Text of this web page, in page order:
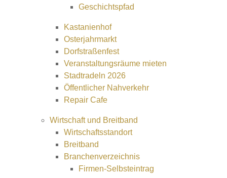
Geschichtspfad
Kastanienhof
Osterjahrmarkt
Dorfstraßenfest
Veranstaltungsräume mieten
Stadtradeln 2026
Öffentlicher Nahverkehr
Repair Cafe
Wirtschaft und Breitband
Wirtschaftsstandort
Breitband
Branchenverzeichnis
Firmen-Selbsteintrag